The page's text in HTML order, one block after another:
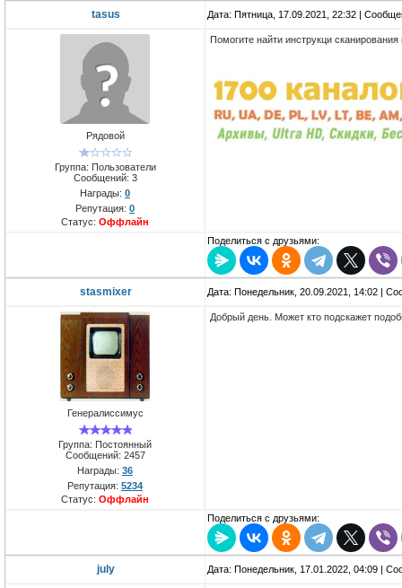
tasus Дата: Пятница, 17.09.2021, 22:32 |
Рядовой
Группа: Пользователи
Сообщений: 3
Награды: 0
Репутация: 0
Статус: Оффлайн
Помогите найти инструкци
Поделиться с друзьями:
stasmixer Дата: Понедельник, 20.09.2021, 14:02 |
Генералиссимус
Группа: Постоянный
Сообщений: 2457
Награды: 36
Репутация: 5234
Статус: Оффлайн
Добрый день. Может кто подскажет
Поделиться с друзьями:
july Дата: Понедельник, 17.01.2022, 04:09 |